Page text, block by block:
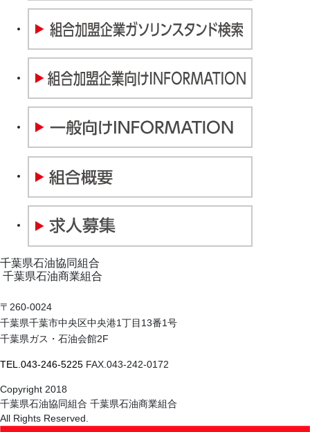
千葉県石油協同組合
千葉県石油商業組合
〒260-0024
千葉県千葉市中央区中央港1丁目13番1号
千葉県ガス・石油会館2F
TEL.043-246-5225 FAX.043-242-0172
Copyright 2018
千葉県石油協同組合 千葉県石油商業組合
All Rights Reserved.